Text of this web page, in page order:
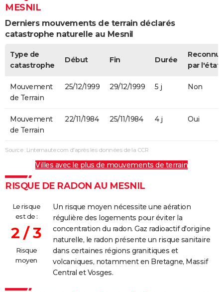
MESNIL
Derniers mouvements de terrain déclarés
catastrophe naturelle au Mesnil
Type de
catastrophe
Début Fin Durée
par l'état
Mouvement
de Terrain
25/12/1999 29/12/1999 5 j Non
Mouvement
de Terrain
22/11/1984 25/11/1984 4 j Oui
Source : Linternaute.com d'après les données de la CCR
Villes avec le plus de mouvements de terrain
RISQUE DE RADON AU MESNIL
Le risque
est de :
2 / 3
Risque
moyen
Un risque moyen nécessite une aération
régulière des logements pour éviter la
concentration du radon. Gaz radioactif d'origine
naturelle, le radon présente un risque sanitaire
dans certaines régions granitiques et
volcaniques, notamment en Bretagne, Massif
Central et Vosges.